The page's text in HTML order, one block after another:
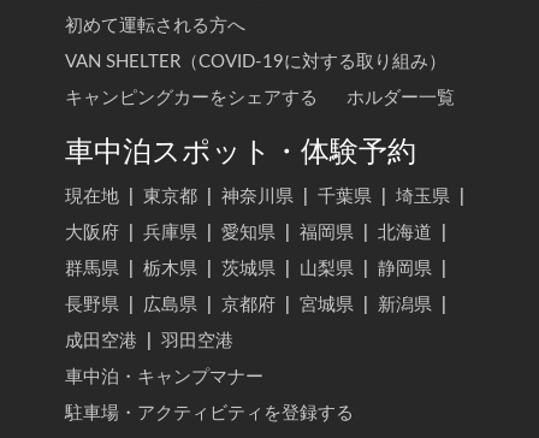
初めて運転される方へ
VAN SHELTER（COVID-19に対する取り組み）
キャンピングカーをシェアする
ホルダー一覧
車中泊スポット・体験予約
現在地 東京都 神奈川県 千葉県 埼玉県
大阪府
兵庫県 愛知県 福岡県 北海道
群馬県
栃木県 茨城県 山梨県 静岡県
長野県
広島県 京都府 宮城県 新潟県
成田空港
羽田空港
車中泊・キャンプマナー
駐車場・アクティビティを登録する